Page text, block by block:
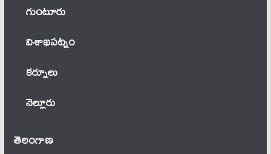
గుంటూరు
విశాఖపట్నం
కర్నూలు
నెల్లూరు
తెలంగాణ‌